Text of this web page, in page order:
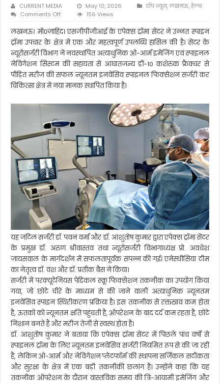
CURRENT MEDIA May 10, 2026 टॉप न्यूज़,लखनऊ,हेल्थ
Comments Off
ओ-
आर्म
तकनीक
से
एपेक्स
ट्रॉमा
में
ट्रॉमा
केयर
को
मिली
नई
मजबूती
156 Views
लखनऊ। मो0ज़ाहिद। एसजीपीजीआई के एपेक्स ट्रॉमा सेंटर ने उन्नत स्पाइन
ट्रॉमा उपचार के क्षेत्र में एक और महत्वपूर्ण उपलब्धि हासिल की है। सेंटर के
न्यूरोसर्जरी विभाग ने नवस्थापित अत्याधुनिक ओ-आर्म इमेजिंग एवं स्पाइनल
नेविगेशन सिस्टम की सहायता से आघातजन्य डी-10 कशेरुक फ्रैक्चर से
पीड़ित मरीज की सफल न्यूनतम इनवेंसिव स्पाइनल फिक्सेशन सर्जरी कर
चिकित्सा क्षेत्र में नया मानक स्थापित किया है।
यह जटिल सर्जरी डॉ. पवन वर्मा और डॉ. आशुतोष कुमार द्वारा एपेक्स ट्रॉमा सेंटर
के प्रमुख डॉ. अरुण श्रीवास्तव तथा न्यूरोसर्जरी विभागाध्यक्ष प्रो. अवधेश
जायसवाल के मार्गदर्शन में सफलतापूर्वक संपन्न की गई। एनेस्थीसिया टीम
का नेतृत्व डॉ. वंश और डॉ. प्रतीक बैस ने किया।
सर्जरी में परक्यूटेनियस पेडिकल स्क्रू फिक्सेशन तकनीक का उपयोग किया
गया, जो छोटे चीरे के माध्यम से की जाने वाली अत्याधुनिक न्यूनतम
इनवेंसिव स्पाइन स्थिरीकरण प्रक्रिया है। इस तकनीक से रक्तस्राव कम होता
है, ऊतकों को न्यूनतम क्षति पहुंचती है, ऑपरेशन के बाद दर्द कम रहता है, छोटे
निशान बनते हैं और मरीज तेजी से स्वस्थ होता है।
डॉ. आशुतोष कुमार ने बताया कि एपेक्स ट्रॉमा सेंटर में पिछले पांच वर्षों से
स्पाइनल ट्रॉमा के लिए न्यूनतम इनवेंसिव सर्जरी नियमित रूप से की जा रही
हैं, लेकिन ओ-आर्म और नेविगेशन प्लेटफॉर्म की स्थापना सर्जिकल सटीकता
और सुरक्षा के क्षेत्र में एक बड़ी तकनीकी छलांग है। उन्होंने कहा कि यह
तकनीक ऑपरेशन के दौरान वास्तविक समय की त्रि-आयामी इमेजिंग और